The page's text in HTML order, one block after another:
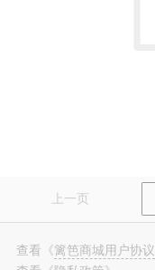
上一页
查看 《篱笆商城用户协议